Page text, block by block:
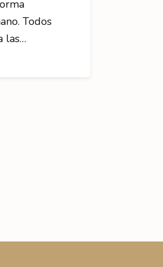
Todos
las…